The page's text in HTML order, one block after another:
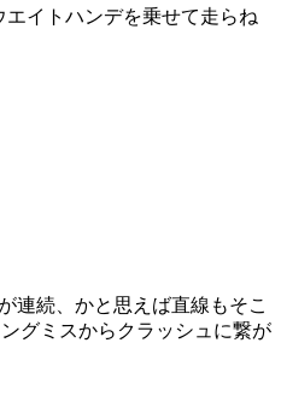
イトハンデを乗せて走らね
連続、かと思えば直線もそこ
グミスからクラッシュに繋が